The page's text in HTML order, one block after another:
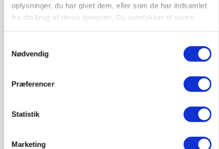
oplysninger, du har givet dem, eller som de har indsamlet
fra din brug af deres tjenester. Du samtykker til vores
Nødvendig
Præferencer
Statistik
Marketing
POLITIK
Folketinget behandler ny gødskningslov: Sådan